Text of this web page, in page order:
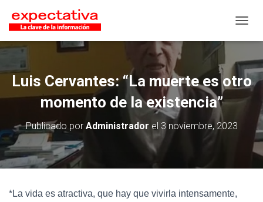
Luis Cervantes: “La muerte es otro
momento de la existencia”
Publicado por Administrador el 3 noviembre, 2023
*La vida es atractiva, que hay que vivirla intensamente,